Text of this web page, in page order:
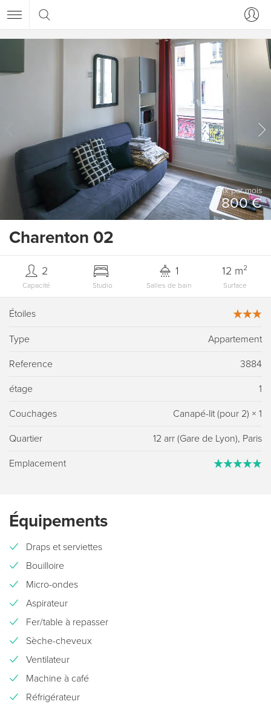
Prix ​​par mois
800 €
Charenton 02
Capacité
2
Studio Salles de bain
1
Surface
12 m²
Étoiles
Type Appartement
Reference 3884
étage 1
Couchages Canapé-lit (pour 2) × 1
Quartier 12 arr (Gare de Lyon), Paris
Emplacement
Équipements
Draps et serviettes
Bouilloire
Micro-ondes
Aspirateur
Fer/table à repasser
Sèche-cheveux
Ventilateur
Machine à café
Réfrigérateur